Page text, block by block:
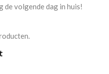
de volgende dag in huis!